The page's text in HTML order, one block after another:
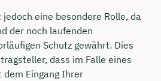
eine besondere Rolle, da
der noch laufenden
Schutz gewährt. Dies
dass im Falle eines
Eingang Ihrer